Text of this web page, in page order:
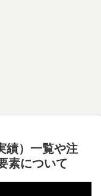
績）一覧や注
素について